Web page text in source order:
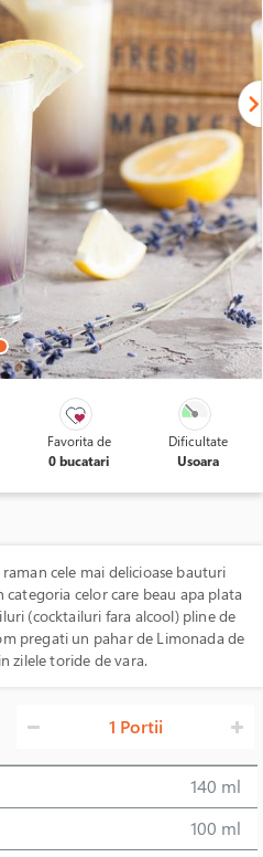
Favorita de
0 bucatari
Dificultate
Usoara
cele mai delicioase bauturi
categoria celor care beau apa plata
(cocktailuri fara alcool) pline de
pregati un pahar de Limonada de
zilele toride de vara.
1 Portii
140 ml
100 ml